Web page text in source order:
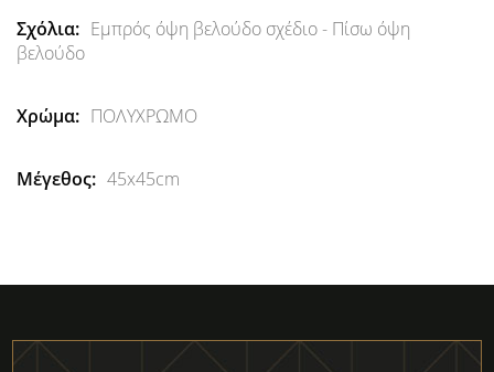
Εμπρός όψη βελούδο σχέδιο - Πίσω όψη
βελούδο
ΠΟΛΥΧΡΩΜΟ
45x45cm